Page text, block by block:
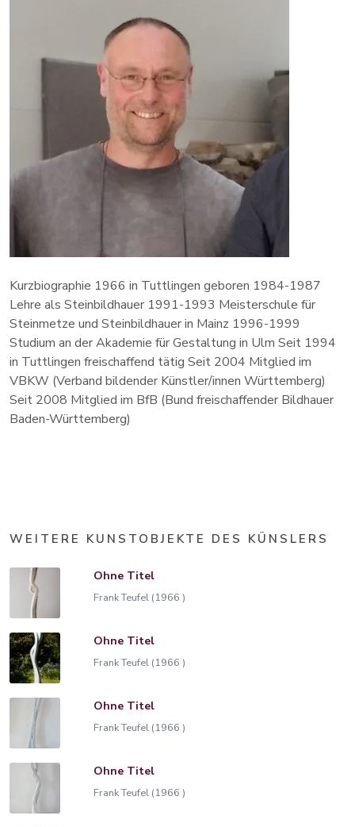
Kurzbiographie 1966 in Tuttlingen geboren 1984-1987
Lehre als Steinbildhauer 1991-1993 Meisterschule für
Steinmetze und Steinbildhauer in Mainz 1996-1999
Studium an der Akademie für Gestaltung in Ulm Seit 1994
in Tuttlingen freischaffend tätig Seit 2004 Mitglied im
VBKW (Verband bildender Künstler/innen Württemberg)
Seit 2008 Mitglied im BfB (Bund freischaffender Bildhauer
Baden-Württemberg)
WEITERE KUNSTOBJEKTE DES KÜNSLERS
Ohne Titel
Frank Teufel (1966 )
Ohne Titel
Frank Teufel (1966 )
Ohne Titel
Frank Teufel (1966 )
Ohne Titel
Frank Teufel (1966 )